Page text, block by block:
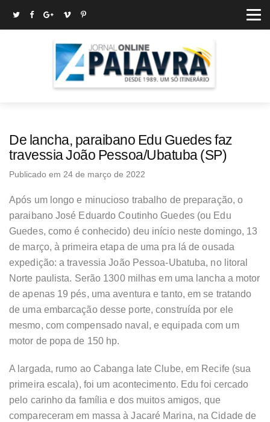
De lancha, paraibano Edu Guedes faz
travessia João Pessoa/Ubatuba (SP)
Publicado em 24 de março de 2022
Após um longo e minucioso trabalho de preparação, o
paraibano José Eduardo Coutinho Guedes (ou Edu
Guedes, como é conhecido) deu início neste domingo, 13
de março, à primeira etapa de uma pra lá de ousada
expedição: a travessia João Pessoa-Ubatuba, no litoral
Norte paulista. Serão 1300 milhas em uma lancha a motor
de apenas 19 pés, uma aventura e tanto, em se tratando
de uma embarcação desse porte, construída por ele
mesmo, com compensado naval, e equipada com um
motor de popa de 150 hp.
A largada, rumo ao Cabanga Iate Clube, em Recife (sua
primeira escala), foi um acontecimento. Edu foi cercado
pelo carinho da família e dos muitos amigos, que
compareceram em massa à Jacaré Marina, na Cidade de